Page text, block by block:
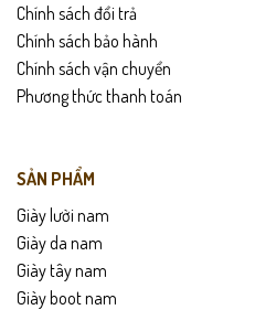
Chính sách đổi trả
Chính sách bảo hành
Chính sách vận chuyển
Phương thức thanh toán
SẢN PHẨM
Giày lười nam
Giày da nam
Giày tây nam
Giày boot nam